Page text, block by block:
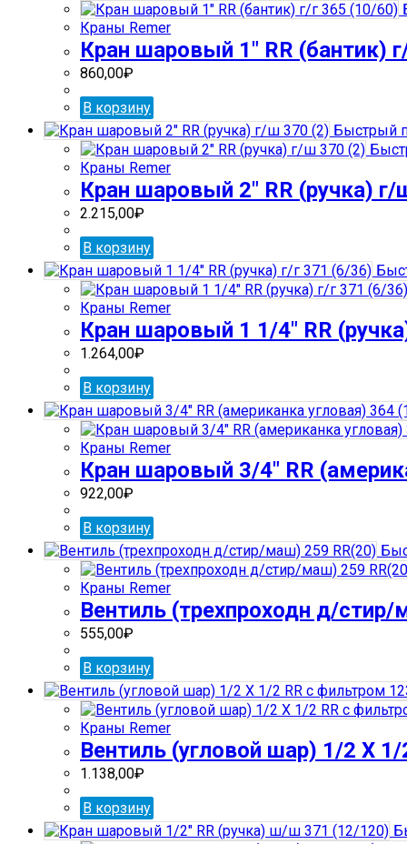
Краны Remer
Кран шаровый 1″ RR (бантик)
860,00₽
В корзину
Быстрый
Краны Remer
Кран шаровый 2″ RR (ручка)
2.215,00₽
В корзину
Краны Remer
Кран шаровый 1 1/4″ RR
1.264,00₽
В корзину
Краны Remer
Кран шаровый 3/4″ RR
922,00₽
В корзину
Краны Remer
Вентиль (трехпроходн д/
555,00₽
В корзину
Краны Remer
Вентиль (угловой шар) 1/2 Х
1.138,00₽
В корзину